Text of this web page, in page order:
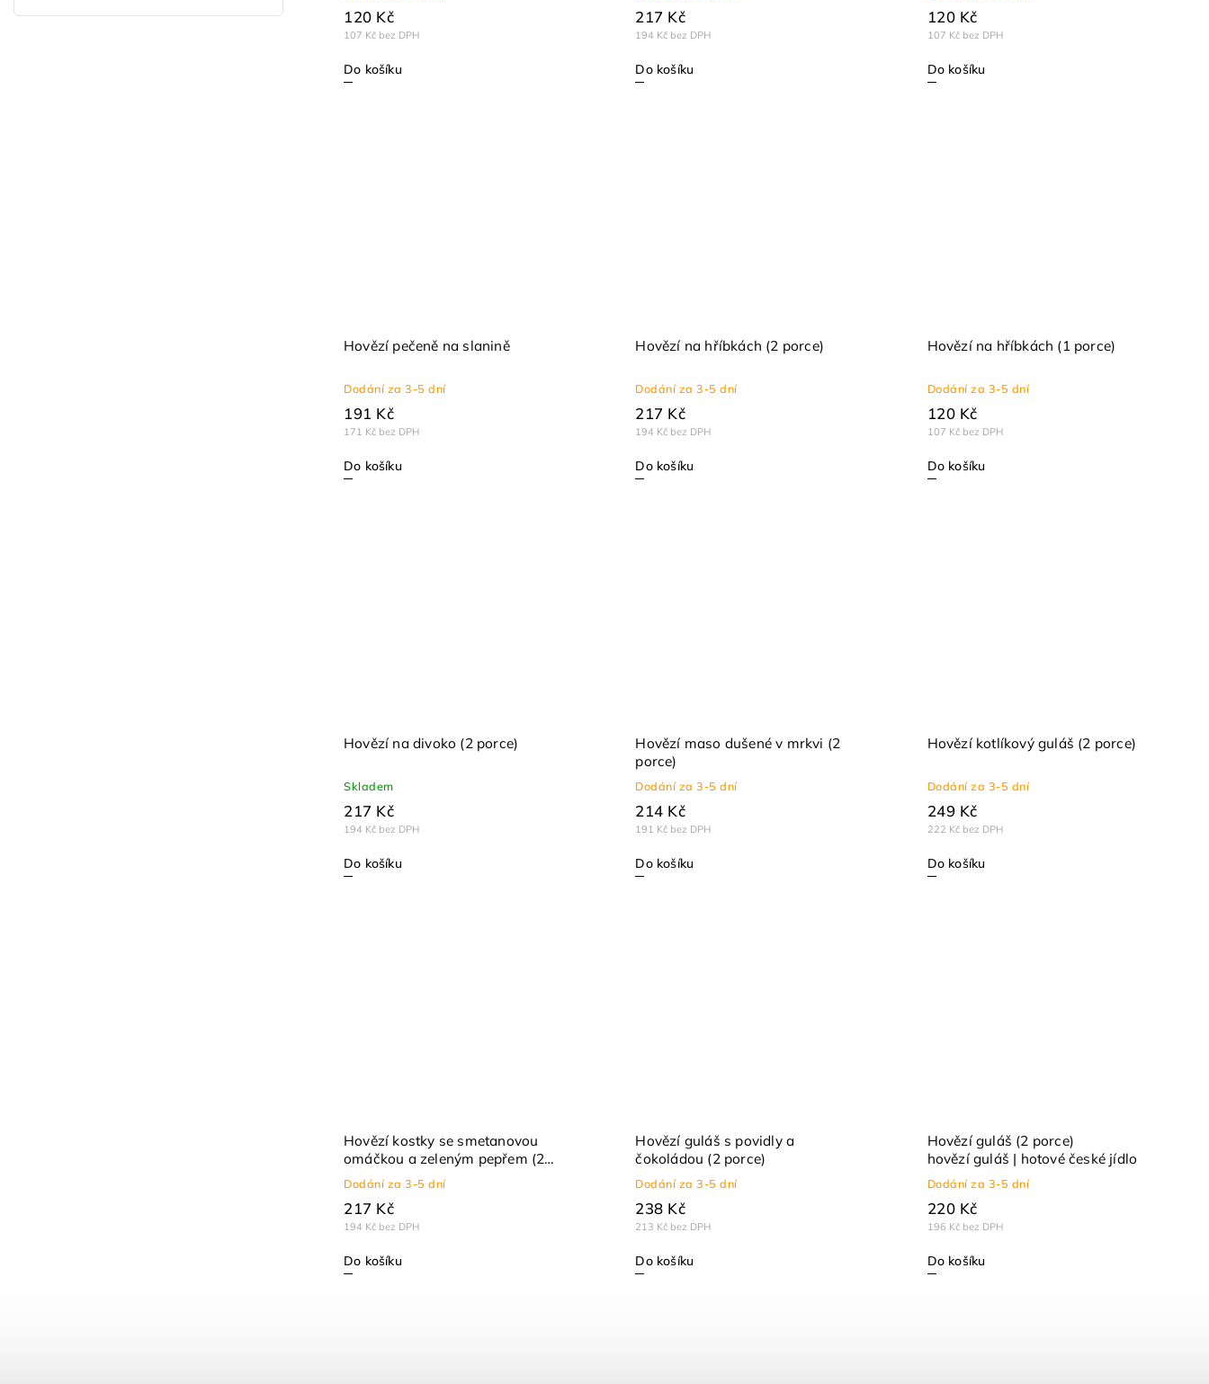
107 Kč bez DPH
120 Kč
Do košíku
194 Kč bez DPH
217 Kč
Do košíku
107 Kč bez DPH
120 Kč
Do košíku
Hovězí pečeně na slanině
Dodání za 3-5 dní
171 Kč bez DPH
191 Kč
Do košíku
Hovězí na hříbkách (2 porce)
Dodání za 3-5 dní
194 Kč bez DPH
217 Kč
Do košíku
Hovězí na hříbkách (1 porce)
Dodání za 3-5 dní
107 Kč bez DPH
120 Kč
Do košíku
Hovězí na divoko (2 porce)
Skladem
194 Kč bez DPH
217 Kč
Do košíku
Hovězí maso dušené v mrkvi (2
porce)
Dodání za 3-5 dní
191 Kč bez DPH
214 Kč
Do košíku
Hovězí kotlíkový guláš (2 porce)
Dodání za 3-5 dní
222 Kč bez DPH
249 Kč
Do košíku
Hovězí kostky se smetanovou
omáčkou a zeleným pepřem (2
porce)
Dodání za 3-5 dní
194 Kč bez DPH
217 Kč
Do košíku
Hovězí guláš s povidly a
čokoládou (2 porce)
Dodání za 3-5 dní
213 Kč bez DPH
238 Kč
Do košíku
Hovězí guláš (2 porce)
hovězí guláš | hotové české jídlo
Dodání za 3-5 dní
196 Kč bez DPH
220 Kč
Do košíku